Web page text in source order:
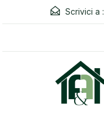
Scrivici a :